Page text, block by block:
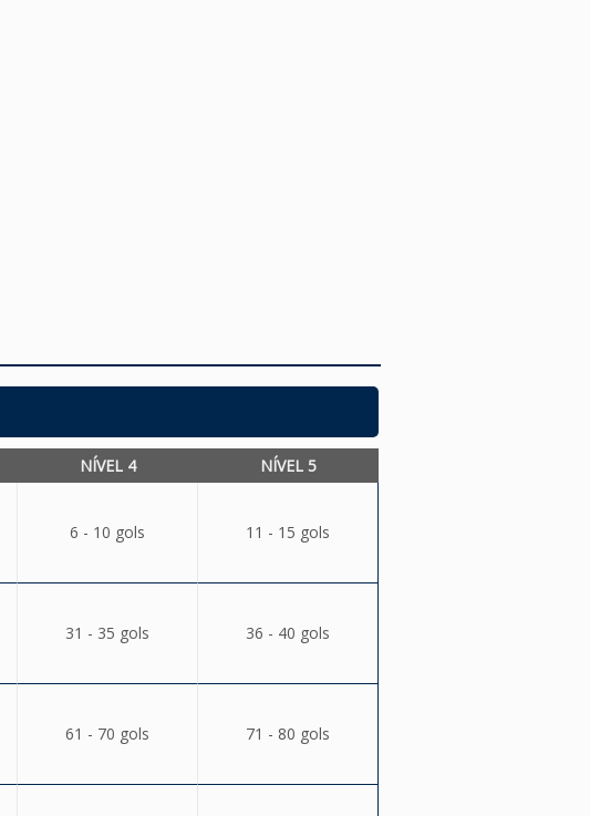
NÍVEL 4 NÍVEL 5
6 - 10 gols 11 - 15 gols
31 - 35 gols 36 - 40 gols
61 - 70 gols 71 - 80 gols